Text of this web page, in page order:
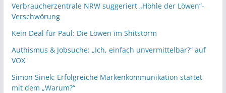
Verbraucherzentrale NRW suggeriert „Höhle der Löwen“-
Verschwörung
Kein Deal für Paul: Die Löwen im Shitstorm
Authismus & Jobsuche: „Ich, einfach unvermittelbar?“ auf
VOX
Simon Sinek: Erfolgreiche Markenkommunikation startet
mit dem „Warum?“